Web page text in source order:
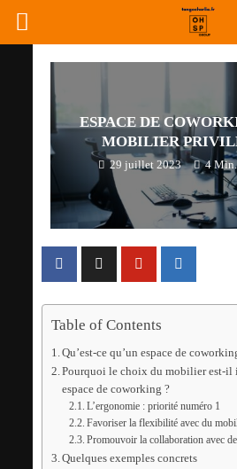
ESPACE DE
MOBILIER
29 juillet 2023 4
Table of Contents
Qu’est-ce qu’un espace de
Pourquoi le choix du mobilier est-il
espace de coworking ?
L’ergonomie : priorité numéro 1
Favoriser la flexibilité avec du
Promouvoir la collaboration avec
Quelques exemples concrets